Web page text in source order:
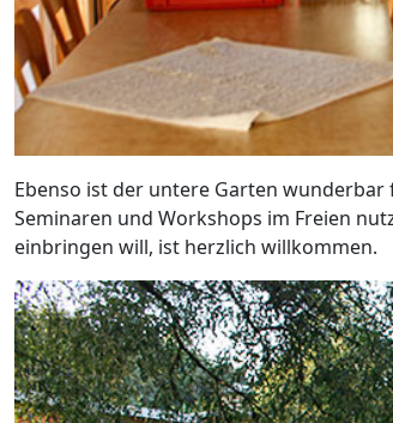
Ebenso ist der untere Garten wunderbar
Seminaren und Workshops im Freien
einbringen will, ist herzlich willkommen.